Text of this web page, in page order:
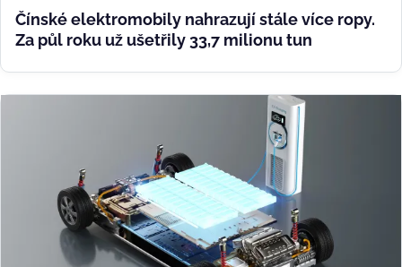
Čínské elektromobily nahrazují stále více ropy.
Za půl roku už ušetřily 33,7 milionu tun